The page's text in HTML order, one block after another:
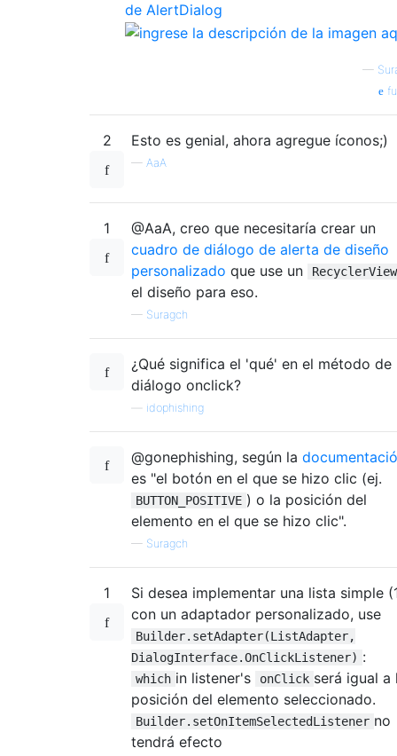
de AlertDialog
—
2 Esto es genial, ahora agregue íconos;)
— AaA
1
@AaA, creo que necesitaría crear un
cuadro de diálogo de alerta de diseño
personalizado que use un RecyclerView
el diseño para eso.
— Suragch
¿Qué significa el 'qué' en el método de
diálogo onclick?
idophishing
@gonephishing, según la
es "el botón en el que se hizo clic (ej.
BUTTON_POSITIVE ) o la posición del
elemento en el que se hizo clic".
— Suragch
1
Si desea implementar una lista simple
con un adaptador personalizado, use
Builder.setAdapter(ListAdapter,
DialogInterface.OnClickListener) :
which in listener's onClick será igual a
posición del elemento seleccionado.
Builder.setOnItemSelectedListener no
tendrá efecto